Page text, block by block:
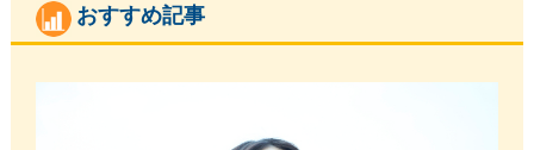
おすすめ記事